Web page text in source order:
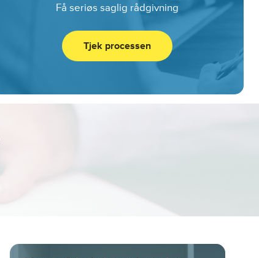
Få seriøs saglig rådgivning
Tjek processen